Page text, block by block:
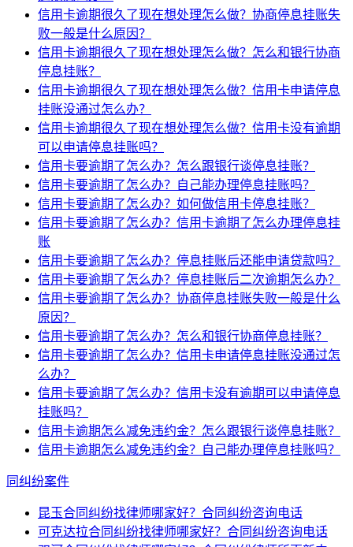
信用卡逾期很久了现在想处理怎么做？协商停息挂账失
败一般是什么原因？
信用卡逾期很久了现在想处理怎么做？怎么和银行协商
停息挂账？
信用卡逾期很久了现在想处理怎么做？信用卡申请停息
挂账没通过怎么办？
信用卡逾期很久了现在想处理怎么做？信用卡没有逾期
可以申请停息挂账吗？
信用卡要逾期了怎么办？怎么跟银行谈停息挂账？
信用卡要逾期了怎么办？自己能办理停息挂账吗？
信用卡要逾期了怎么办？如何做信用卡停息挂账？
信用卡要逾期了怎么办？信用卡逾期了怎么办理停息挂
账
信用卡要逾期了怎么办？停息挂账后还能申请贷款吗？
信用卡要逾期了怎么办？停息挂账后二次逾期怎么办？
信用卡要逾期了怎么办？协商停息挂账失败一般是什么
原因？
信用卡要逾期了怎么办？怎么和银行协商停息挂账？
信用卡要逾期了怎么办？信用卡申请停息挂账没通过怎
么办？
信用卡要逾期了怎么办？信用卡没有逾期可以申请停息
挂账吗？
信用卡逾期怎么减免违约金？怎么跟银行谈停息挂账？
信用卡逾期怎么减免违约金？自己能办理停息挂账吗？
同纠纷案件
昆玉合同纠纷找律师哪家好？合同纠纷咨询电话
可克达拉合同纠纷找律师哪家好？合同纠纷咨询电话